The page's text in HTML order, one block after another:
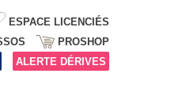
ESPACE LICENCIÉS
PROSHOP
ALERTE DÉRIVES